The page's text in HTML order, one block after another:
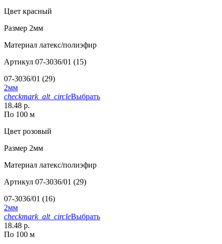
Цвет красный
Размер 2мм
Материал латекс/полиэфир
Артикул 07-3036/01 (15)
07-3036/01 (29)
2мм
checkmark_alt_circleВыбрать
18.48 р.
По 100 м
Цвет розовый
Размер 2мм
Материал латекс/полиэфир
Артикул 07-3036/01 (29)
07-3036/01 (16)
2мм
checkmark_alt_circleВыбрать
18.48 р.
По 100 м